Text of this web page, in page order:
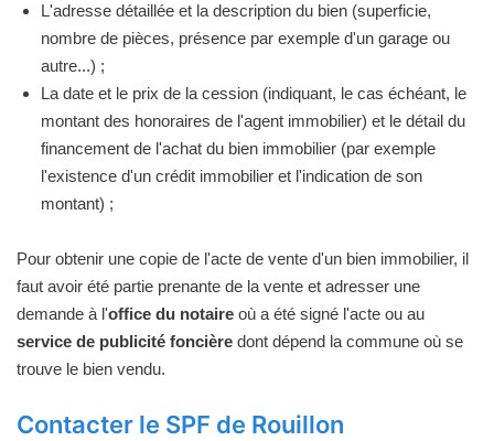
L'adresse détaillée et la description du bien (superficie,
nombre de pièces, présence par exemple d'un garage ou
autre...) ;
La date et le prix de la cession (indiquant, le cas échéant, le
montant des honoraires de l'agent immobilier) et le détail du
financement de l'achat du bien immobilier (par exemple
l'existence d'un crédit immobilier et l'indication de son
montant) ;
Pour obtenir une copie de l'acte de vente d'un bien immobilier, il
faut avoir été partie prenante de la vente et adresser une
demande à l'office du notaire où a été signé l'acte ou au
service de publicité foncière dont dépend la commune où se
trouve le bien vendu.
Contacter le SPF de Rouillon